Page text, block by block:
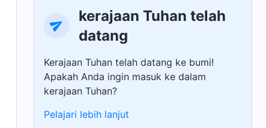
kerajaan Tuhan telah
datang
Kerajaan Tuhan telah datang ke bumi!
Apakah Anda ingin masuk ke dalam
kerajaan Tuhan?
Pelajari lebih lanjut